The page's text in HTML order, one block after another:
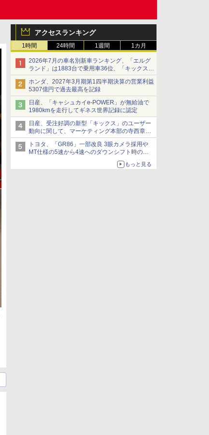
アクセスランキング
1時間 24時間 1週間 1カ月
2026年7月の車名別新車ランキング、「エルグ
ランド」は1883台で乗用車36位、「キックス」
は2591台で27位に
ホンダ、2027年3月期第1四半期決算の営業利益
5307億円で過去最高を記録
日産、「キャシュカイe-POWER」が無給油で
1980kmを走行してギネス世界記録に認定
日産、受注好調の新型「キックス」のユーザー
動向に関して、マーケティング本部の寺西章氏
が解説
トヨタ、「GR86」一部改良 3眼カメラ採用や
MT仕様の5速から4速へのダウンシフト時の操
もっと見る